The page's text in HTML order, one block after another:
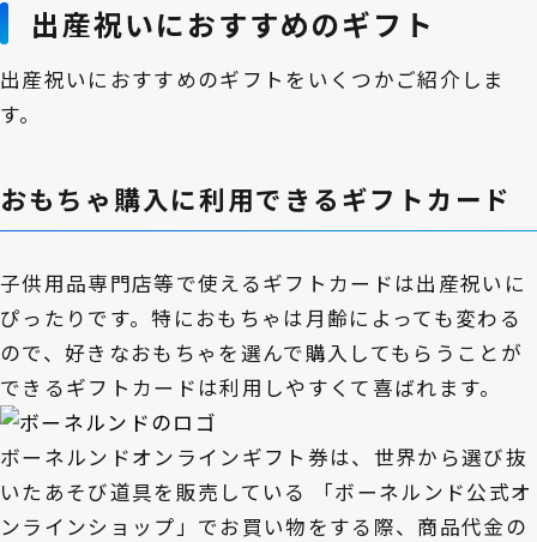
出産祝いにおすすめのギフト
出産祝いにおすすめのギフトをいくつかご紹介しま
す。
おもちゃ購入に利用できるギフトカード
子供用品専門店等で使えるギフトカードは出産祝いに
ぴったりです。特におもちゃは月齢によっても変わる
ので、好きなおもちゃを選んで購入してもらうことが
できるギフトカードは利用しやすくて喜ばれます。
ボーネルンドオンラインギフト券は、世界から選び抜
いたあそび道具を販売している 「ボーネルンド公式オ
ンラインショップ」でお買い物をする際、商品代金の